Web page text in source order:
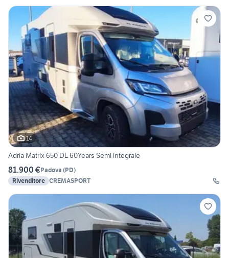
14
Adria Matrix 650 DL 60Years Semi integrale
81.900 €Padova (PD)
Rivenditore CREMASPORT